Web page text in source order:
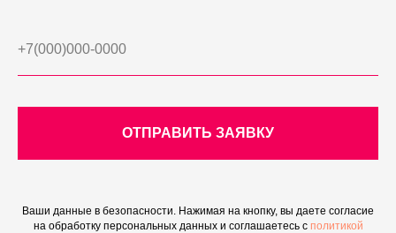
ОТПРАВИТЬ ЗАЯВКУ
Ваши данные в безопасности. Нажимая на кнопку, вы даете согласие
на обработку персональных данных и соглашаетесь c политикой